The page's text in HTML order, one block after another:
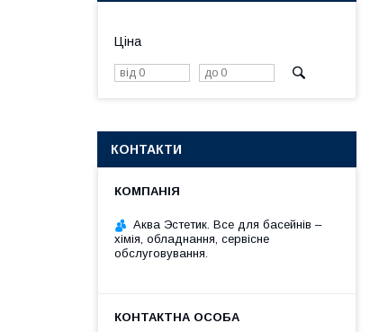
Ціна
КОНТАКТИ
Аква Эстетик. Все для басейнів –
хімія, обладнання, сервісне
обслуговування.